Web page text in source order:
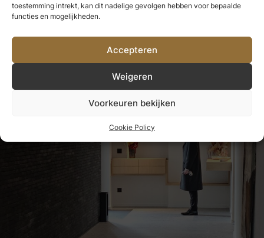
toestemming intrekt, kan dit nadelige gevolgen hebben voor bepaalde
functies en mogelijkheden.
Accepteren
Weigeren
Voorkeuren bekijken
Cookie Policy